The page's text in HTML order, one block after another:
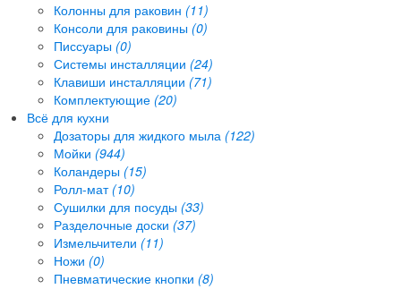
Колонны для раковин (11)
Консоли для раковины (0)
Писсуары (0)
Системы инсталляции (24)
Клавиши инсталляции (71)
Комплектующие (20)
Всё для кухни
Дозаторы для жидкого мыла (122)
Мойки (944)
Коландеры (15)
Ролл-мат (10)
Сушилки для посуды (33)
Разделочные доски (37)
Измельчители (11)
Ножи (0)
Пневматические кнопки (8)